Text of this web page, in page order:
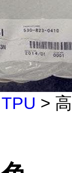
TPU > 高